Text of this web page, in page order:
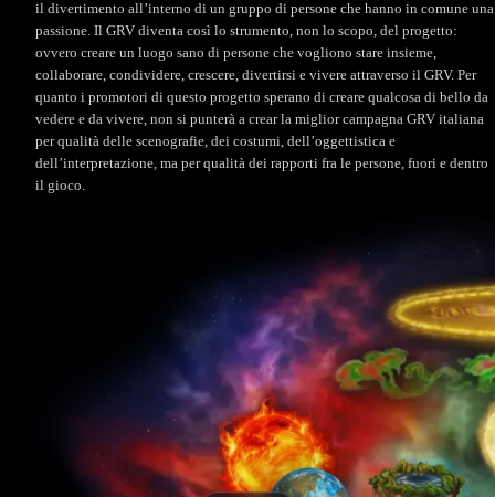
il divertimento all’interno di un gruppo di persone che hanno in comune una
passione. Il GRV diventa così lo strumento, non lo scopo, del progetto:
ovvero creare un luogo sano di persone che vogliono stare insieme,
collaborare, condividere, crescere, divertirsi e vivere attraverso il GRV. Per
quanto i promotori di questo progetto sperano di creare qualcosa di bello da
vedere e da vivere, non si punterà a crear la miglior campagna GRV italiana
per qualità delle scenografie, dei costumi, dell’oggettistica e
dell’interpretazione, ma per qualità dei rapporti fra le persone, fuori e dentro
il gioco.